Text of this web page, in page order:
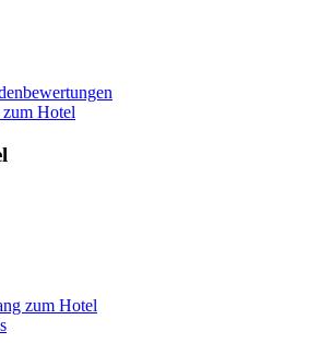
zum Hotel
zum Hotel